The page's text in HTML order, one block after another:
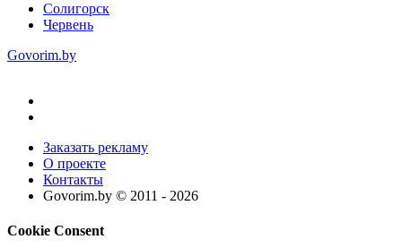
Солигорск
Червень
Govorim.by
Заказать рекламу
О проекте
Контакты
Govorim.by © 2011 - 2026
Cookie Consent